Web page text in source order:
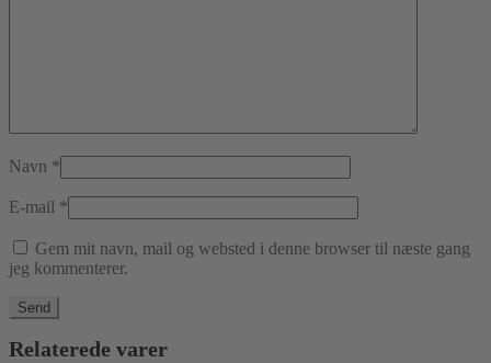
Navn *
E-mail *
Gem mit navn, mail og websted i denne browser til næste gang
jeg kommenterer.
Relaterede varer